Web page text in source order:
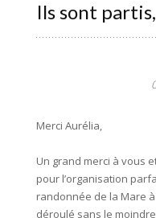
Ils sont
Merci Aurélia,
Un grand merci à vous
pour l’organisation
randonnée de la Mare à
déroulé sans le